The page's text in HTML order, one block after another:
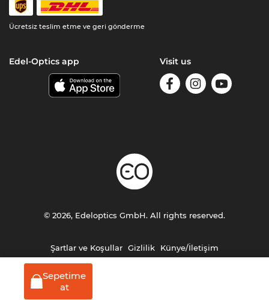
Sepetime
at
Ücretsiz teslim etme ve geri gönderme
Edel-Optics app Visit us
Şartlar ve Koşullar Gizlilik Künye/İletişim
© 2026, Edeloptics GmbH. All rights reserved.